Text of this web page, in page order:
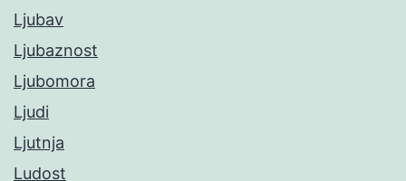
Ljubav
Ljubaznost
Ljubomora
Ljudi
Ljutnja
Ludost